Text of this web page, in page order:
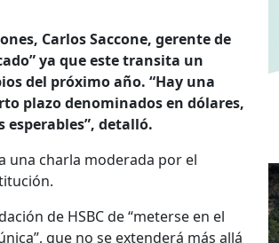
Carlos Saccone, gerente de
ya que este transita un
del próximo año. “Hay una
plazo denominados en dólares,
detalló.
una charla moderada por el
de HSBC de “meterse en el
que no se extenderá más allá